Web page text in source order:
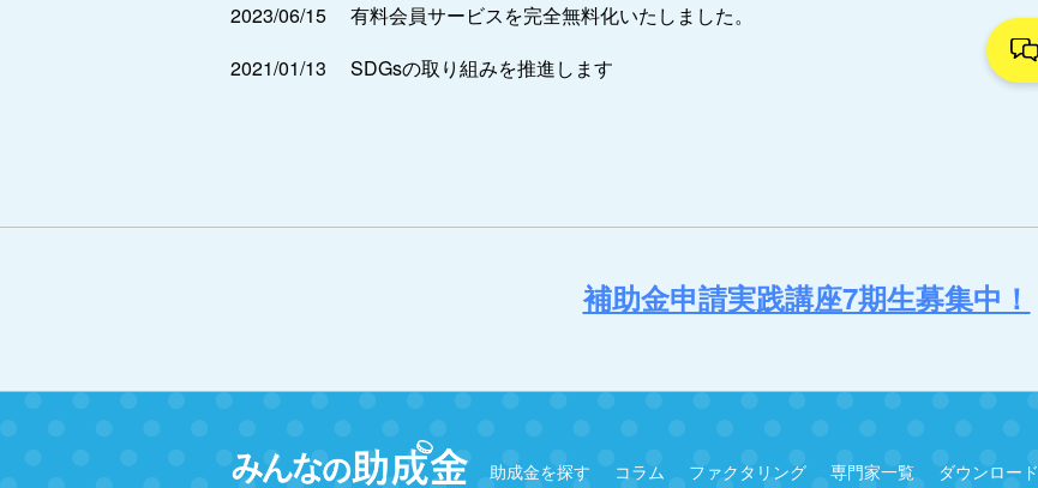
2023/06/15
有料会員サービスを完全無料化いたしました。
2021/01/13
SDGsの取り組みを推進します
補助金申請実践講座7期生募集中！
助成金を探す コラム ファクタリング 専門家一覧 ダウンロード